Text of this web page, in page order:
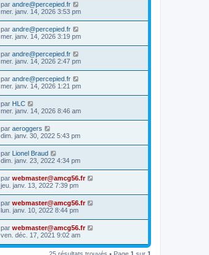
par andre@percepied.fr
mer. janv. 14, 2026 3:53 pm
par andre@percepied.fr
mer. janv. 14, 2026 3:19 pm
par andre@percepied.fr
mer. janv. 14, 2026 2:47 pm
par andre@percepied.fr
mer. janv. 14, 2026 1:21 pm
par HLC
mer. janv. 14, 2026 8:46 am
par aeroggers
dim. janv. 30, 2022 5:43 pm
par Lionel Braud
dim. janv. 23, 2022 4:34 pm
par webmaster@amcg56.fr
jeu. janv. 13, 2022 7:39 pm
par webmaster@amcg56.fr
lun. janv. 10, 2022 8:44 pm
par webmaster@amcg56.fr
ven. déc. 17, 2021 9:02 am